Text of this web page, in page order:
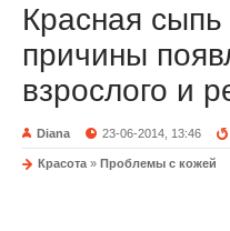
Красная
причины
взрослого и
Diana 23-06-2014, 13:46
Красота » Проблемы с кожей